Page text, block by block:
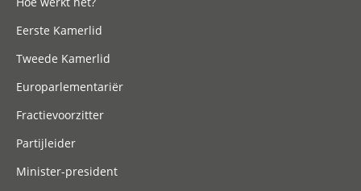
Eerste Kamerlid
Tweede Kamerlid
Europarlementariër
Fractievoorzitter
Partijleider
Minister-president